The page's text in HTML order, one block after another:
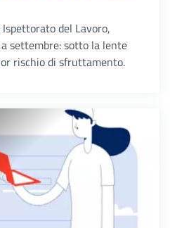
del Lavoro,
settembre: sotto la lente
rischio di sfruttamento.